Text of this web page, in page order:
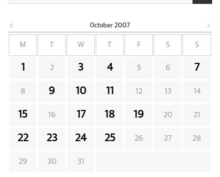
October 2007
M W F S S
1 2 3 4 5 6 7
8 9 10 11 12 13 14
15 16 17 18 19 20 21
22 23 24 25 26 27 28
29 30 31